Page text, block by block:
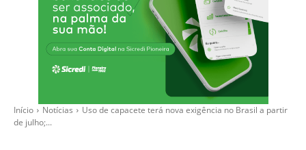
Início Notícias
Uso de capacete terá nova exigência no Brasil a partir
de julho;...